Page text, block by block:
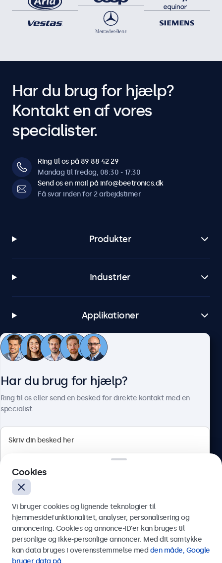
Har du brug for hjælp?
Kontakt en af vores
specialister.
Ring til os på 89 88 42 29
Mandag til fredag, 08:30 - 17:30
Send os en mail på info@beetronics.dk
Få svar inden for 2 arbejdstimer
Produkter
Industrier
Applikationer
Kundeservice
Herstedøstervej 27-29, unit A, 2620 Albertslund, Danmark
Dansk
Har du brug for hjælp?
Ring til os eller send en besked for direkte kontakt med en
specialist.
Send
Eller ring til os på
Cookies
Vi bruger cookies og lignende teknologier til
hjemmesidefunktionalitet, analyser, personalisering og
annoncering. Cookies og annonce-ID’er kan bruges til
personlige og ikke-personlige annoncer. Med dit samtykke
kan data bruges i overensstemmelse med den måde, Google
bruger data på